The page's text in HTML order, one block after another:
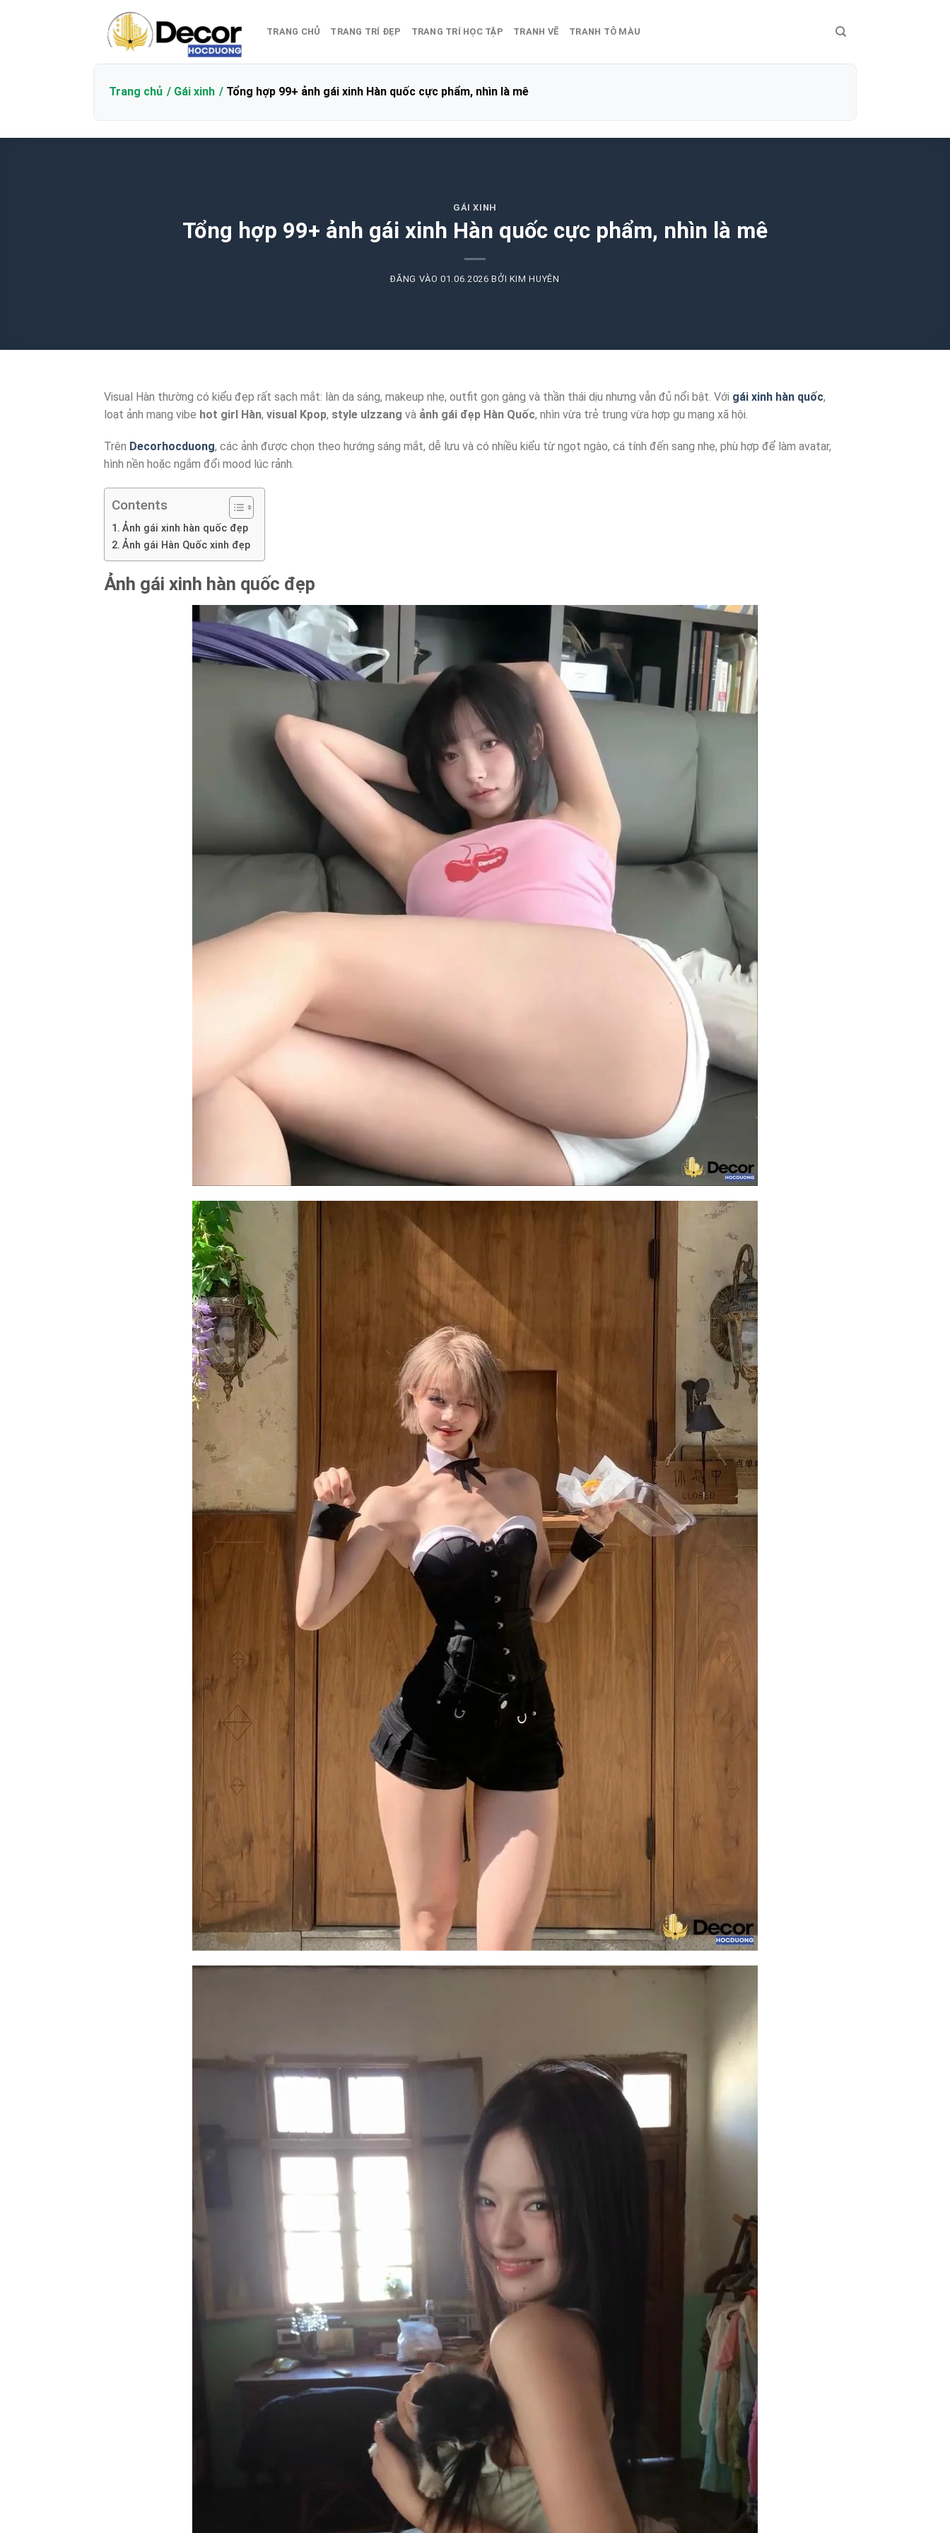
TRANG CHỦ TRANG TRÍ ĐẸP TRANG TRÍ HỌC TẬP TRANH VẼ TRANH TÔ MÀU
Trang chủ Gái xinh Tổng hợp 99+ ảnh gái xinh Hàn quốc cực phẩm, nhìn là mê
GÁI XINH
Tổng hợp 99+ ảnh gái xinh Hàn quốc cực phẩm, nhìn là mê
ĐĂNG VÀO01.06.2026 BỞI KIM HUYÊN
Visual Hàn thường có kiểu đẹp rất sạch mắt: làn da sáng, makeup nhẹ, outfit gọn gàng và thần thái dịu nhưng vẫn đủ nổi bật. Với gái xinh hàn quốc,
loạt ảnh mang vibe hot girl Hàn, visual Kpop, style ulzzang và ảnh gái đẹp Hàn Quốc, nhìn vừa trẻ trung vừa hợp gu mạng xã hội.
Trên Decorhocduong, các ảnh được chọn theo hướng sáng mắt, dễ lưu và có nhiều kiểu từ ngọt ngào, cá tính đến sang nhẹ, phù hợp để làm avatar,
hình nền hoặc ngắm đổi mood lúc rảnh.
Contents
Ảnh gái xinh hàn quốc đẹp
Ảnh gái Hàn Quốc xinh đẹp
Ảnh gái xinh hàn quốc đẹp